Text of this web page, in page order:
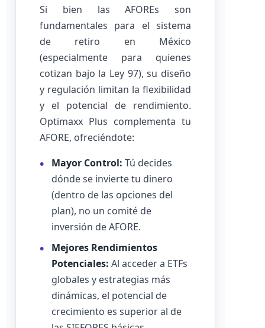
Si bien las AFOREs son
fundamentales para el sistema
de retiro en México
(especialmente para quienes
cotizan bajo la Ley 97), su diseño
y regulación limitan la flexibilidad
y el potencial de rendimiento.
Optimaxx Plus complementa tu
AFORE, ofreciéndote:
Mayor Control: Tú decides
dónde se invierte tu dinero
(dentro de las opciones del
plan), no un comité de
inversión de AFORE.
Mejores Rendimientos
Potenciales: Al acceder a ETFs
globales y estrategias más
dinámicas, el potencial de
crecimiento es superior al de